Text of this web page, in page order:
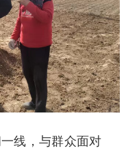
线，与群众面对